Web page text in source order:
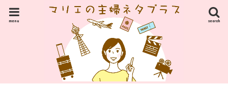
search
menu